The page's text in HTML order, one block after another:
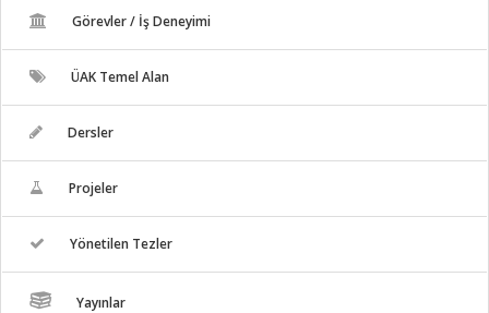
Görevler / İş Deneyimi
ÜAK Temel Alan
Dersler
Projeler
Yönetilen Tezler
Yayınlar